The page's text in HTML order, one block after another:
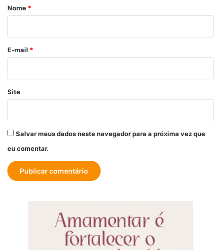
r
*
Nome *
E-mail *
Site
Salvar meus dados neste navegador para a próxima vez que
eu comentar.